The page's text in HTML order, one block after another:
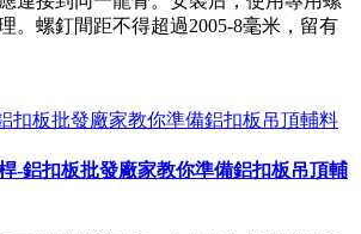
。螺釘間距不得超過2005-8毫米，留有
-鋁扣板批發廠家教你準備鋁扣板吊頂輔